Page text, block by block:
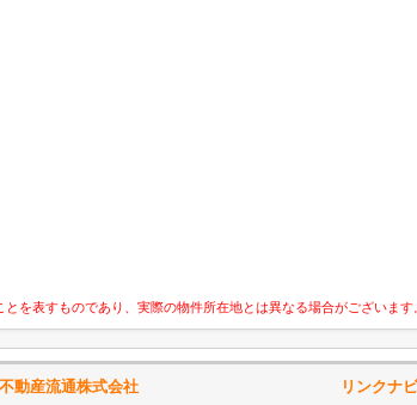
を表すものであり、実際の物件所在地とは異なる場合がございます
不動産流通株式会社 リンクナビ